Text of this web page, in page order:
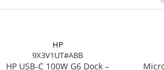
HP
9X3V1UT#ABB
HP USB‑C 100W G6 Dock –